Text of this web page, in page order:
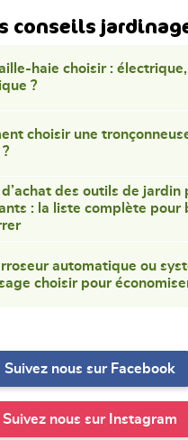
conseils
haie choisir :
?
choisir une
des outils de jardin
: la liste complète pour
automatique ou
choisir pour
Suivez nous sur Facebook
Suivez nous sur Instagram